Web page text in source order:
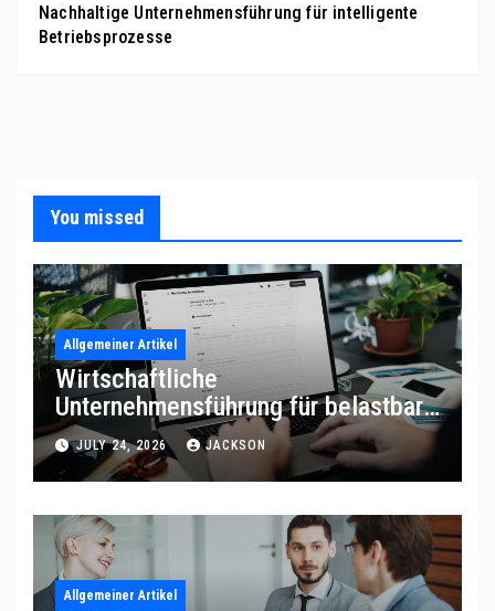
Nachhaltige Unternehmensführung für intelligente
Betriebsprozesse
You missed
Allgemeiner Artikel
Wirtschaftliche
Unternehmensführung für belastbare
Prozessqualität
JULY 24, 2026 JACKSON
Allgemeiner Artikel